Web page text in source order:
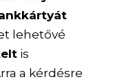
lehetővé
is
a kérdésre